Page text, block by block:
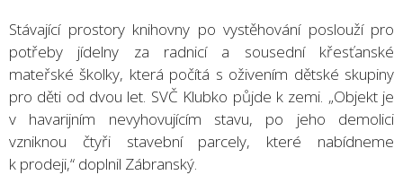
Stávající prostory knihovny po vystěhování poslouží pro
potřeby jídelny za radnicí a sousední křesťanské
mateřské školky, která počítá s oživením dětské skupiny
pro děti od dvou let. SVČ Klubko půjde k zemi. „Objekt je
v havarijním nevyhovujícím stavu, po jeho demolici
vzniknou čtyři stavební parcely, které nabídneme
k prodeji,“ doplnil Zábranský.